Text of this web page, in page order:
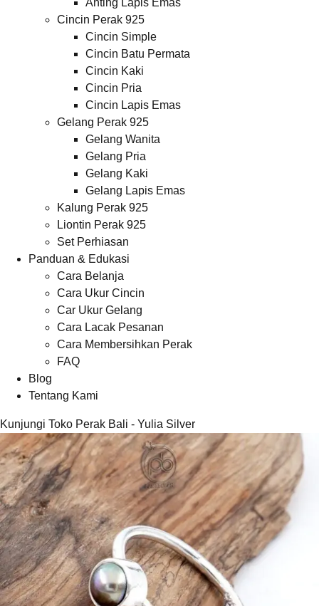
Anting Lapis Emas
Cincin Perak 925
Cincin Simple
Cincin Batu Permata
Cincin Kaki
Cincin Pria
Cincin Lapis Emas
Gelang Perak 925
Gelang Wanita
Gelang Pria
Gelang Kaki
Gelang Lapis Emas
Kalung Perak 925
Liontin Perak 925
Set Perhiasan
Panduan & Edukasi
Cara Belanja
Cara Ukur Cincin
Car Ukur Gelang
Cara Lacak Pesanan
Cara Membersihkan Perak
FAQ
Blog
Tentang Kami
Kunjungi Toko Perak Bali - Yulia Silver